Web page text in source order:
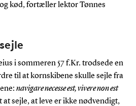
kød, fortæller lektor Tønnes
i sommeren 57 f.Kr. trodsede en
til at kornskibene skulle sejle fra
navigare necesse est, vivere non est
sejle, at leve er ikke nødvendigt,